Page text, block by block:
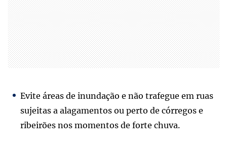
Evite áreas de inundação e não trafegue em ruas
sujeitas a alagamentos ou perto de córregos e
ribeirões nos momentos de forte chuva.